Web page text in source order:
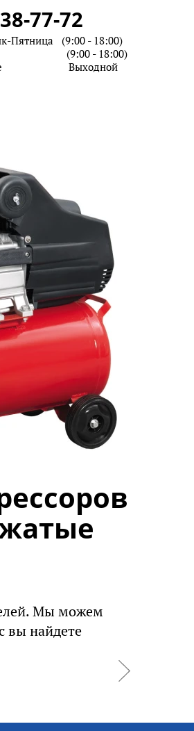
77-72
(9:00 - 18:00)
(9:00 - 18:00)
Выходной
Мы можем
вы найдете